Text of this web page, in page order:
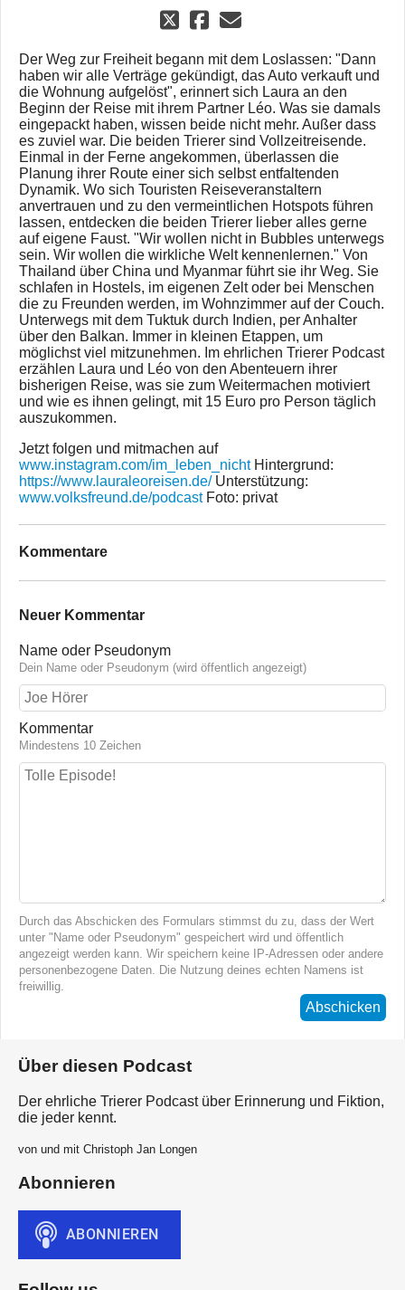
Der Weg zur Freiheit begann mit dem Loslassen: "Dann
haben wir alle Verträge gekündigt, das Auto verkauft und
die Wohnung aufgelöst", erinnert sich Laura an den
Beginn der Reise mit ihrem Partner Léo. Was sie damals
eingepackt haben, wissen beide nicht mehr. Außer dass
es zuviel war. Die beiden Trierer sind Vollzeitreisende.
Einmal in der Ferne angekommen, überlassen die
Planung ihrer Route einer sich selbst entfaltenden
Dynamik. Wo sich Touristen Reiseveranstaltern
anvertrauen und zu den vermeintlichen Hotspots führen
lassen, entdecken die beiden Trierer lieber alles gerne
auf eigene Faust. "Wir wollen nicht in Bubbles unterwegs
sein. Wir wollen die wirkliche Welt kennenlernen." Von
Thailand über China und Myanmar führt sie ihr Weg. Sie
schlafen in Hostels, im eigenen Zelt oder bei Menschen
die zu Freunden werden, im Wohnzimmer auf der Couch.
Unterwegs mit dem Tuktuk durch Indien, per Anhalter
über den Balkan. Immer in kleinen Etappen, um
möglichst viel mitzunehmen. Im ehrlichen Trierer Podcast
erzählen Laura und Léo von den Abenteuern ihrer
bisherigen Reise, was sie zum Weitermachen motiviert
und wie es ihnen gelingt, mit 15 Euro pro Person täglich
auszukommen.
Jetzt folgen und mitmachen auf
www.instagram.com/im_leben_nichtHintergrund:
https://www.lauraleoreisen.de/Unterstützung:
www.volksfreund.de/podcastFoto: privat
Kommentare
Neuer Kommentar
Name oder Pseudonym
Dein Name oder Pseudonym (wird öffentlich angezeigt)
Kommentar
Mindestens 10 Zeichen
Durch das Abschicken des Formulars stimmst du zu, dass der Wert
unter "Name oder Pseudonym" gespeichert wird und öffentlich
angezeigt werden kann. Wir speichern keine IP-Adressen oder andere
personenbezogene Daten. Die Nutzung deines echten Namens ist
freiwillig.
Abschicken
Über diesen Podcast
Der ehrliche Trierer Podcast über Erinnerung und Fiktion,
die jeder kennt.
von und mit Christoph Jan Longen
Abonnieren